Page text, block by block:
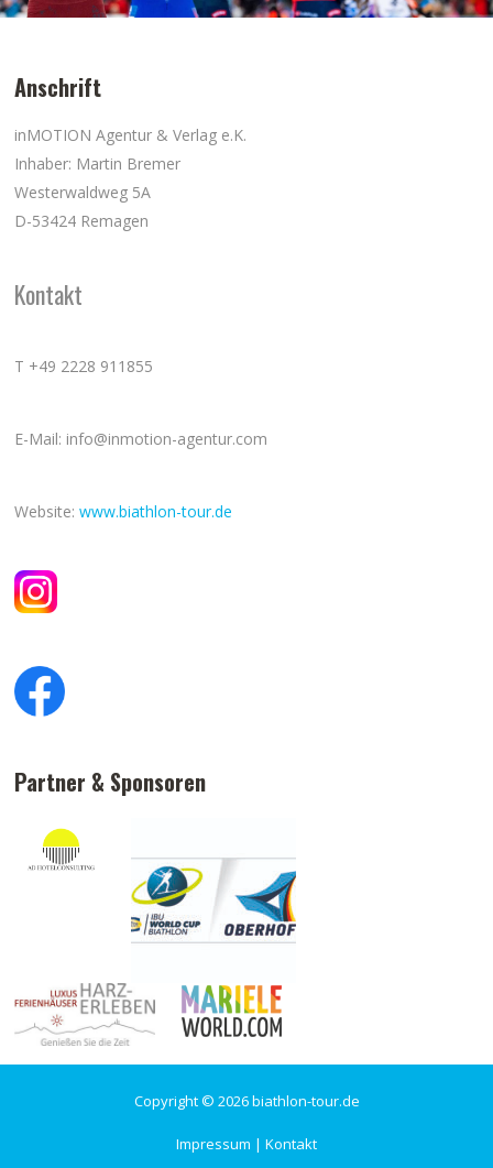
Anschrift
inMOTION Agentur & Verlag e.K.
Inhaber: Martin Bremer
Westerwaldweg 5A
D-53424 Remagen
Kontakt
T +49 2228 911855
E-Mail: info@inmotion-agentur.com
Website:www.biathlon-tour.de
Partner & Sponsoren
Copyright © 2026 biathlon-tour.de
Impressum | Kontakt